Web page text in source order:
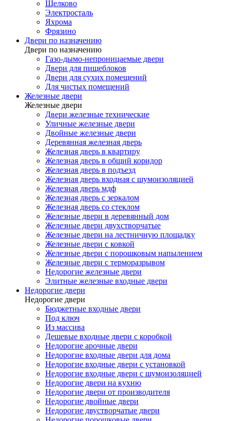
Щелково
Электросталь
Яхрома
Фрязино
Двери по назначению
Двери по назначению
Газо-дымо-непроницаемые двери
Двери для пищеблоков
Двери для сухих помещений
Для чистых помещений
Железные двери
Железные двери
Двери железные технические
Уличные железные двери
Двойные железные двери
Деревянная железная дверь
Железная дверь в квартиру
Железная дверь в общий коридор
Железная дверь в подъезд
Железная дверь входная с шумоизоляцией
Железная дверь мдф
Железная дверь с зеркалом
Железная дверь со стеклом
Железные двери в деревянный дом
Железные двери двухстворчатые
Железные двери на лестничную площадку
Железные двери с ковкой
Железные двери с порошковым напылением
Железные двери с терморазрывом
Недорогие железные двери
Элитные железные входные двери
Недорогие двери
Недорогие двери
Бюджетные входные двери
Под ключ
Из массива
Дешевые входные двери с коробкой
Недорогие арочные двери
Недорогие входные двери для дома
Недорогие входные двери с установкой
Недорогие входные двери с шумоизоляцией
Недорогие двери на кухню
Недорогие двери от производителя
Недорогие двойные двери
Недорогие двустворчатые двери